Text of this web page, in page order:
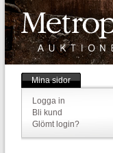
Mina sidor
Logga in
Bli kund
Glömt login?